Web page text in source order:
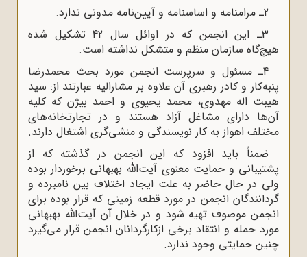
2ـ‌ مرامنامه و اساسنامه و آیین‌نامه مدونی ندارد.
3ـ این انجمن که در اوائل سال 42 تشکیل شده
هیچ‌گاه سازمان منظم و متشکل نداشته است.
4ـ مسئول و سرپرست انجمن مورد بحث محمدرضا
پنبه‌کار و کادر رهبری آن علاوه بر مشار‌الیه عبارتند از: سید
هیبت اله مهدوی، محمد یحیوی و احمد بیژن که کلیه
آن‌ها دارای مشاغل آزاد هستند و در تجارتخانه‌‌های
مختلف اهواز به کار نویسندگی و منشی‌گری اشتغال دارند.
ضمناً باید افزود که این انجمن در گذشته که از
پشتیبانی و حمایت معنوی آیت‌الله بهبهانی برخوردار بوده
ولی در حال حاضر به علت ایجاد اختلاف بین نامبرده و
گردانندگان انجمن در مورد قطعه زمینی که قرار بوده برای
انجمن موصوف تهیه شود و در خلال آن آیت‌الله بهبهانی
مورد حمله و انتقاد برخی ازکارگردانان انجمن قرار می‌گیرد
چنین حمایتی وجود ندارد.